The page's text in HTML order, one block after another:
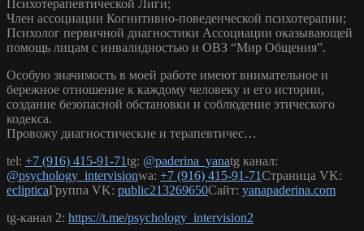
Психотерапевтической Лиги;
Член ассоциации Когнитивно-поведенческой психотерапии;
Психолог первичной диагностики Ассоциации оказывающей
помощь лицам с инвалидностью и ОВЗ “Мир Общения”.
Особую значимость в моей работе имеют внимательное и
бережное отношение к каждому человеку и его истории,
создание безопасной обстановки и соблюдение этического
кодекса.
Провожу диагностические и терапевтичес…
tel: +7 (916) 415-91-71tg: @paderina_yanatg канал:
@psychology_intervisionwa: +7 (916) 415-91-71Страница VK:
eclipticaГруппа VK: public213269650Сайт: yanapaderina.com
tg-канал 2: https://t.me/psychology_intervision2